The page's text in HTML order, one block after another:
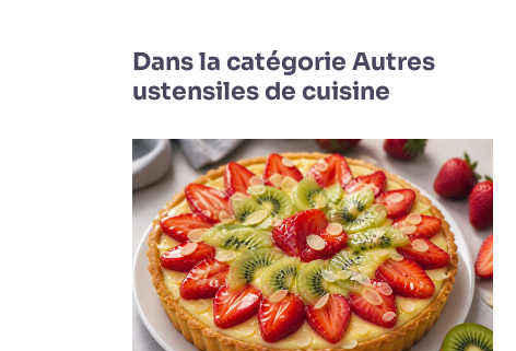
Dans la catégorie Autres
ustensiles de cuisine